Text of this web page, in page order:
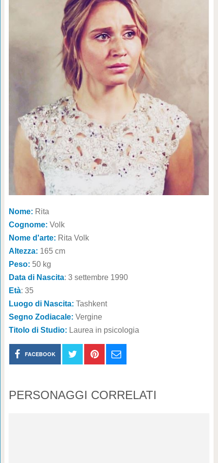
Nome: Rita
Cognome: Volk
Nome d'arte: Rita Volk
Altezza: 165 cm
Peso: 50 kg
Data di Nascita: 3 settembre 1990
Età: 35
Luogo di Nascita: Tashkent
Segno Zodiacale: Vergine
Titolo di Studio: Laurea in psicologia
FACEBOOK
PERSONAGGI CORRELATI